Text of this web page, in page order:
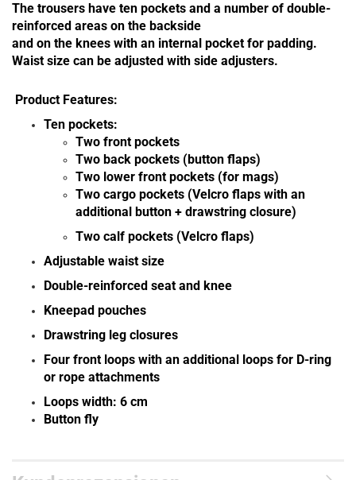
The trousers have ten pockets and a number of double-
reinforced areas on the backside
and on the knees with an internal pocket for padding.
Waist size can be adjusted with side adjusters.
Product Features:
Ten pockets:
Two front pockets
Two back pockets (button flaps)
Two lower front pockets (for mags)
Two cargo pockets (Velcro flaps with an
additional button + drawstring closure)
Two calf pockets (Velcro flaps)
Adjustable waist size
Double-reinforced seat and knee
Kneepad pouches
Drawstring leg closures
Four front loops with an additional loops for D-ring
or rope attachments
Loops width: 6 cm
Button fly